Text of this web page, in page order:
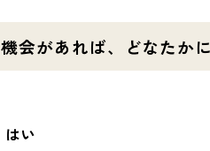
機会があれば、どなたか
はい